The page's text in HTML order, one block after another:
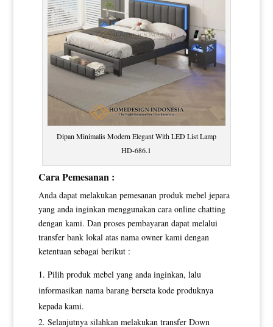
Dipan Minimalis Modern Elegant With LED List Lamp
HD-686.1
Cara Pemesanan :
Anda dapat melakukan pemesanan produk mebel jepara
yang anda inginkan menggunakan cara online chatting
dengan kami. Dan proses pembayaran dapat melalui
transfer bank lokal atas nama owner kami dengan
ketentuan sebagai berikut :
Pilih produk mebel yang anda inginkan, lalu
informasikan nama barang berseta kode produknya
kepada kami.
Selanjutnya silahkan melakukan transfer Down